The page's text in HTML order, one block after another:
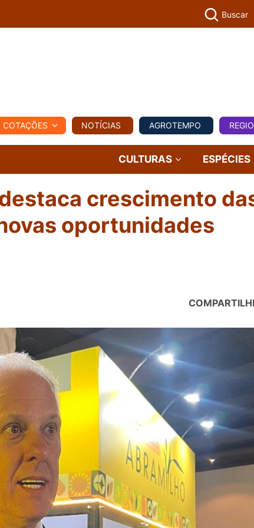
REGIONAL COMERCIAL AGROVIAGENS
Buscar
COTAÇÕES NOTÍCIAS AGROTEMPO
CULTURAS ESPÉCIES
crescimento
oportunidades